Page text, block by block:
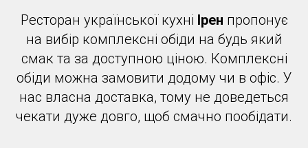
Ресторан української кухні Ірен пропонує
на вибір комплексні обіди на будь який
смак та за доступною ціною. Комплексні
обіди можна замовити додому чи в офіс. У
нас власна доставка, тому не доведеться
чекати дуже довго, щоб смачно пообідати.